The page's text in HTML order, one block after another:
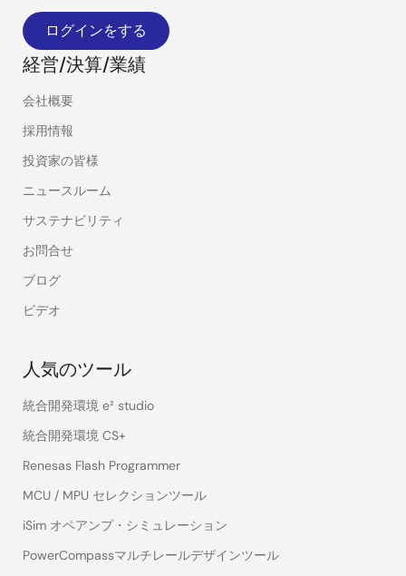
操作設定をクリックした後、コマンドのチェックボッ
クスの消去のチェックを外します。
操作をクリックした後、motファイルのパスを入力し、
スタートをクリックします。
認証ダイアログが表示されますのでOKをクリックしま
す。
操作設定をクリックした後、コマンドのチェックボッ
クスの消去をチェックし、書き込み、ベリファイのチ
ェックを外し、消去オプションの設定をチップ消去に
します。
認証ダイアログが表示されますのでOKをクリックしま
す。
以上により、RXマイコンのアクセスウィンドウが設定
ログインをする
経営/決算/業績
会社概要
採用情報
投資家の皆様
ニュースルーム
サステナビリティ
お問合せ
ブログ
ビデオ
人気のツール
統合開発環境 e² studio
統合開発環境 CS+
Renesas Flash Programmer
MCU / MPU セレクションツール
iSim オペアンプ・シミュレーション
PowerCompassマルチレールデザインツール